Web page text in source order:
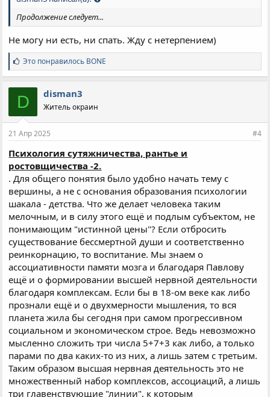
Продолжение следует...
Не могу ни есть, ни спать. Жду с нетерпением)
С
и
м
п
а
т
и
:
Это понравилось BONE
D disman3
Житель окраин
21 Апр 2025 #4
Психология сутяжничества, рантье и
ростовщичества -2.
. Для общего понятия было удобно начать тему с
вершины, а не с основания образования психологии
шакала - детства. Что же делает человека таким
мелочным, и в силу этого ещё и подлым субъектом, не
понимающим "истинной цены"? Если отбросить
существование бессмертной души и соответственно
реинкорнацию, то воспитание. Мы знаем о
ассоциативности памяти мозга и благодаря Павлову
ещё и о формировании высшей нервной деятельности
благодаря комплексам. Если бы в 18-ом веке как либо
прознали ещё и о двухмерности мышления, то вся
планета жила бы сегодня при самом прогрессивном
социальном и экономическом строе. Ведь невозможно
мысленно сложить три числа 5+7+3 как либо, а только
парами по два каких-то из них, а лишь затем с третьим.
Таким образом высшая нервная деятельность это не
множественный набор комплексов, ассоциаций, а лишь
три главенствующие "линии", к которым